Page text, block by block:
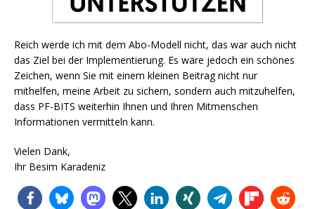
Reich werde ich mit dem Abo-Modell nicht, das war auch nicht
das Ziel bei der Implementierung. Es wäre jedoch ein schönes
Zeichen, wenn Sie mit einem kleinen Beitrag nicht nur
mithelfen, meine Arbeit zu sichern, sondern auch mitzuhelfen,
dass PF-BITS weiterhin Ihnen und Ihren Mitmenschen
Informationen vermitteln kann.
Vielen Dank,
Ihr Besim Karadeniz